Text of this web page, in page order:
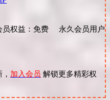
权益：免费 永久会员用户
加入会员 解锁更多精彩权